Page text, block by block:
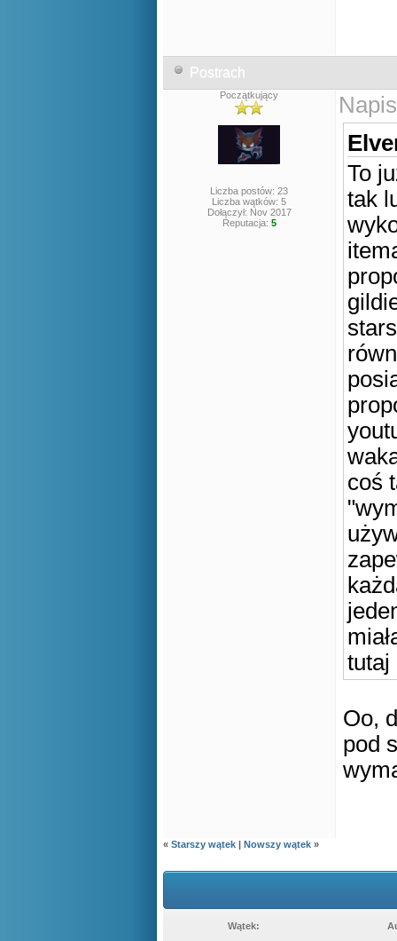
Postrach
Początkujący
Liczba postów: 23
Liczba wątków: 5
Dołączył: Nov 2017
Reputacja: 5
To
tak
coś
tutaj
Oo,
pod
« Starszy wątek | Nowszy wątek »
Wątek: